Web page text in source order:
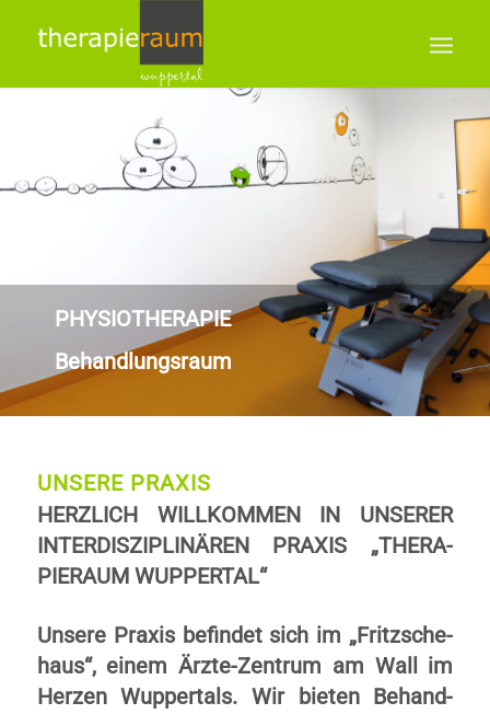
PHYSIOTHERAPIE
Behandlungsraum
UNSERE PRAXIS
HERZ­LICH WILL­KOMMEN IN UN­SERER
INTER­DIS­ZI­PLI­NÄ­REN PRA­XIS „THE­RA­
PIERAUM WUPPER­TAL“
Unsere Praxis be­fin­det sich im „Fritz­sche­
haus“, ei­nem Ärzte-Zentrum am Wall im
Her­zen Wupper­tals. Wir bie­ten Be­hand­